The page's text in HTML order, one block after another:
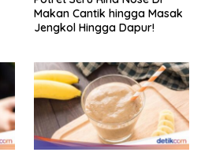
Makan Cantik hingga Masak
Jengkol Hingga Dapur!